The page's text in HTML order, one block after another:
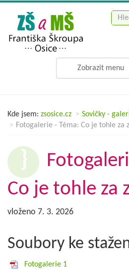
Zobrazit menu
Kde jsem: zsosice.cz
Sovičky -
Fotogalerie - Téma: Co je tohle za
Co je tohle za
vloženo 7. 3. 2026
Soubory ke
Fotogalerie 1